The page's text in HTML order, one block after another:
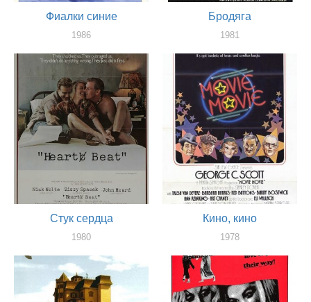
Фиалки синие
1986
Бродяга
1981
Стук сердца
1980
Кино, кино
1978